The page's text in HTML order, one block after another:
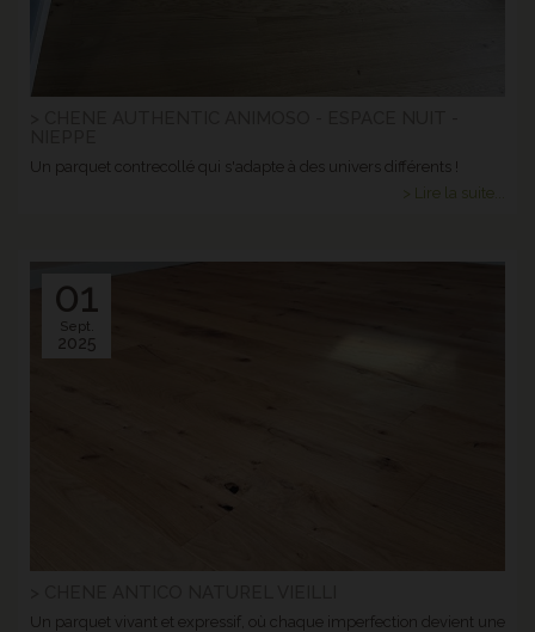
Un parquet contrecollé qui s'adapte à des univers différents !
> Lire la suite...
01
Sept.
2025
Un parquet vivant et expressif, où chaque imperfection devient une